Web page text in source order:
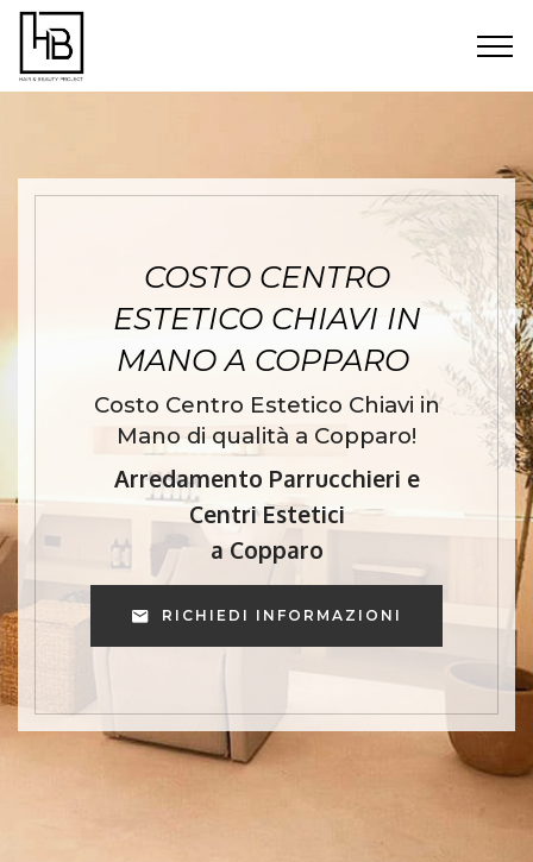
COSTO CENTRO
ESTETICO CHIAVI IN
MANO A COPPARO
Costo Centro Estetico Chiavi in
Mano di qualità a Copparo!
Arredamento Parrucchieri e
Centri Estetici
a Copparo
RICHIEDI INFORMAZIONI